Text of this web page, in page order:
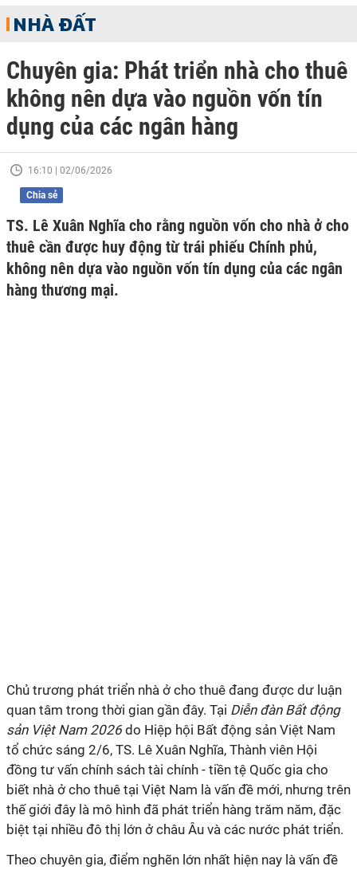
NHÀ ĐẤT
Chuyên gia: Phát triển nhà cho thuê
không nên dựa vào nguồn vốn tín
dụng của các ngân hàng
16:10 | 02/06/2026
Chia sẻ
TS. Lê Xuân Nghĩa cho rằng nguồn vốn cho nhà ở cho
thuê cần được huy động từ trái phiếu Chính phủ,
không nên dựa vào nguồn vốn tín dụng của các ngân
hàng thương mại.
Chủ trương phát triển nhà ở cho thuê đang được dư luận
quan tâm trong thời gian gần đây. Tại Diễn đàn Bất động
sản Việt Nam 2026 do Hiệp hội Bất động sản Việt Nam
tổ chức sáng 2/6, TS. Lê Xuân Nghĩa, Thành viên Hội
đồng tư vấn chính sách tài chính - tiền tệ Quốc gia cho
biết nhà ở cho thuê tại Việt Nam là vấn đề mới, nhưng trên
thế giới đây là mô hình đã phát triển hàng trăm năm, đặc
biệt tại nhiều đô thị lớn ở châu Âu và các nước phát triển.
Theo chuyên gia, điểm nghẽn lớn nhất hiện nay là vấn đề